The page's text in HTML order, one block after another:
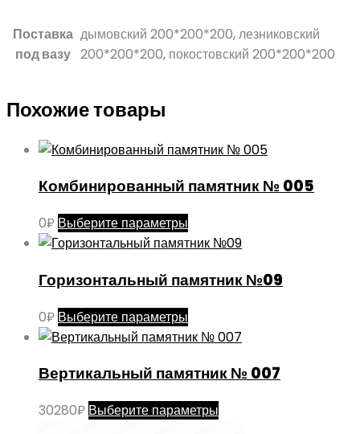
Поставка
под вазу
дымовский 200*200*200, лезниковский
200*200*200, покостовский 200*200*200
Похожие товары
Комбинированный памятник № 005
0₽ Выберите параметры
товар
несколько
Опции
можно
на
странице
товара.
Горизонтальный памятник №09
0₽ Выберите параметры
товар
несколько
Опции
Вертикальный памятник № 007
30280₽ Выберите параметры